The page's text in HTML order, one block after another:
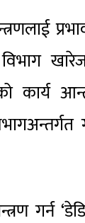
कार्य
गर्न